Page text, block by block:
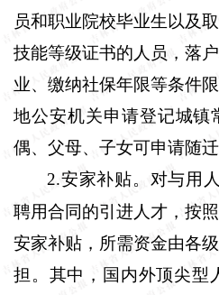
员和职业院校毕业生以及
技能等级证书的人员，落
业、缴纳社保年限等条件
地公安机关申请登记城镇
偶、父母、子女可申请随迁
2.安家补贴。 对与用
聘用合同的引进人才，按
安家补贴，所需资金由各
担。其中，国内外顶尖型